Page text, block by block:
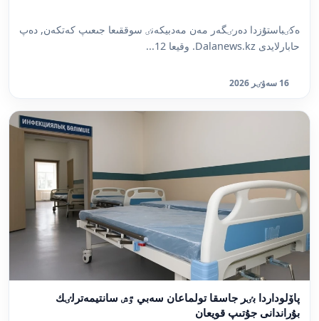
ەكٸباستۇزدا دەرٸگەر مەن مەدبيكەنٸ سوققىعا جىعىپ كەتكەن, دەپ
حابارلايدى Dalanews.kz. وقيعا 12...
16 سەۋٸر 2026
پاۆلوداردا بٸر جاسقا تولماعان سەبي ٷش سانتيمەترلٸك
بۇراندانى جۇتىپ قويعان